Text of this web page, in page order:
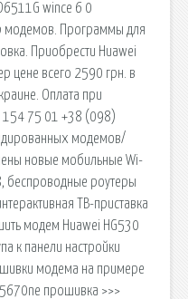
wince 6 0
модемов. Программы для
Приобрести Huawei
цене всего 2590 грн. в
Оплата при
154 75 01 +38 (098)
модемов/
новые мобильные Wi-
беспроводные роутеры
ТВ-приставка
модем Huawei HG530
к панели настройки
модема на примере
прошивка >>>